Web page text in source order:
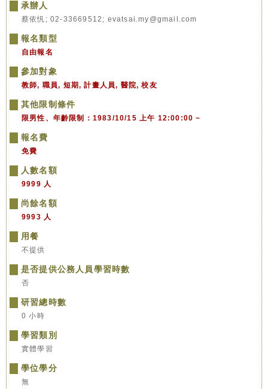
承辦人
蔡依忛; 02-33669512; evatsai.my@gmail.com
報名類型
自由報名
參加對象
教師, 職員, 短期, 計畫人員, 醫院, 校友
其他限制條件
限男性、年齡限制：1983/10/15 上午 12:00:00 ~
報名費
免費
人數名額
9999 人
尚餘名額
9993 人
用餐
不提供
是否提供公務人員學習時數
否
研習總時數
0 小時
學習類別
實體學習
學位學分
無